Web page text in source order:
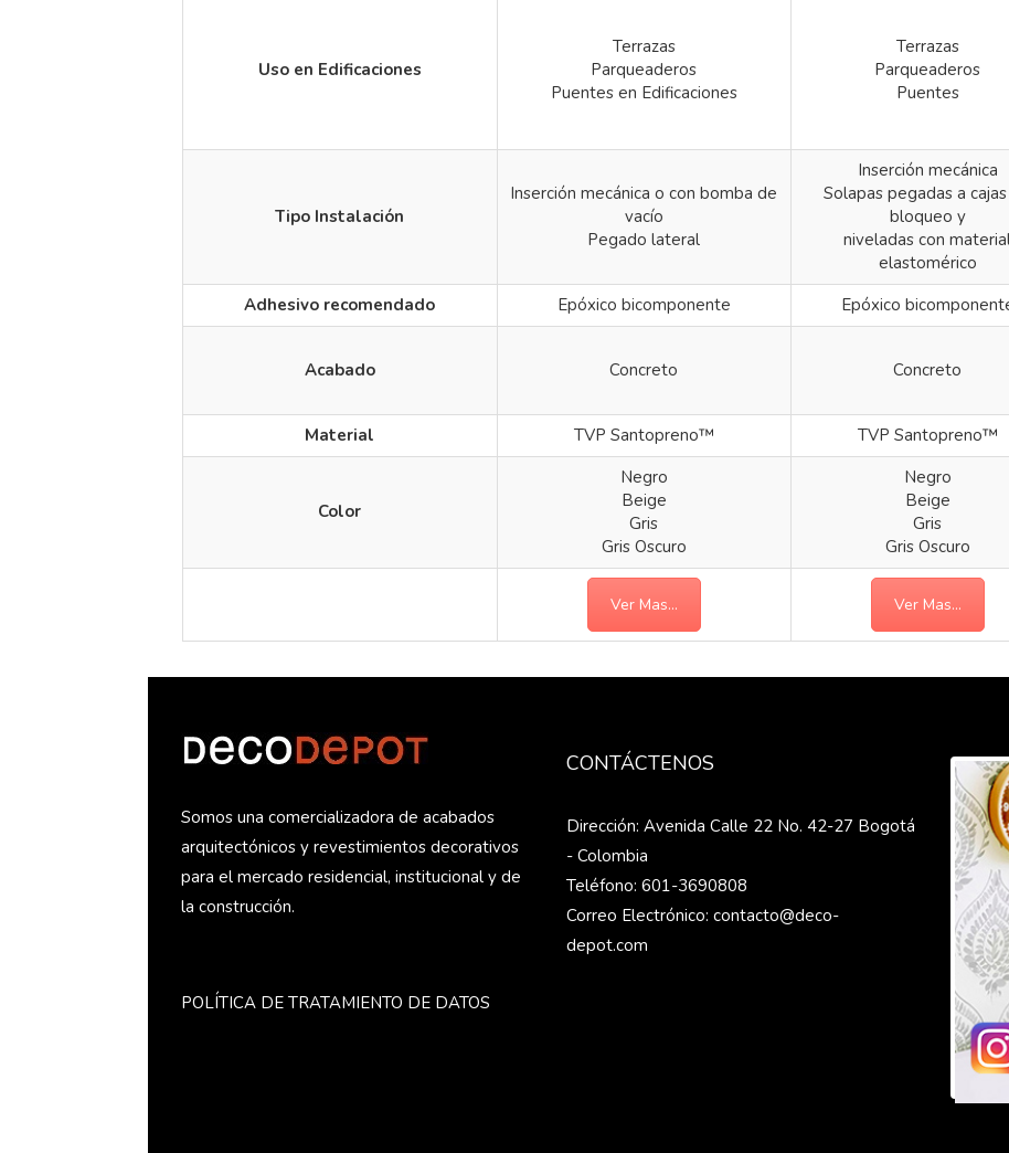
Uso en Edificaciones
Terrazas
Parqueaderos
Puentes en Edificaciones
Terrazas
Parqueaderos
Puentes
Tipo Instalación
Inserción mecánica o con bomba de
vacío
Pegado lateral
Inserción mecánica
Solapas pegadas a
bloqueo y
niveladas con
elastomérico
Adhesivo recomendado Epóxico bicomponente Epóxico
Acabado Concreto Concreto
Material
TVP Santopreno™ TVP Santopreno™
Color
Negro
Beige
Gris
Gris Oscuro
Negro
Beige
Gris
Gris Oscuro
Ver Mas... Ver Mas...
Somos una comercializadora de acabados
arquitectónicos y revestimientos decorativos
para el mercado residencial, institucional y de
la construcción.
POLÍTICA DE TRATAMIENTO DE DATOS
CONTÁCTENOS
Dirección: Avenida Calle 22 No. 42-27 Bogotá
- Colombia
Teléfono: 601-3690808
Correo Electrónico: contacto@deco-
depot.com